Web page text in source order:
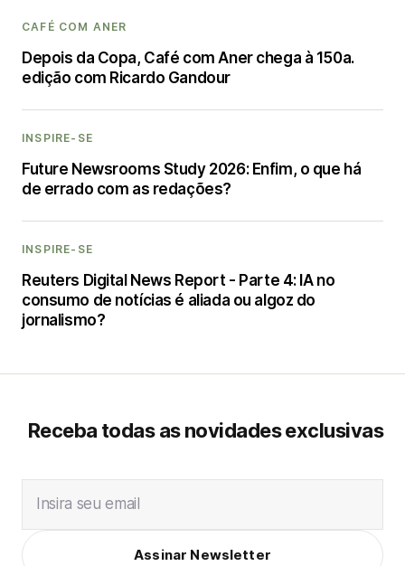
CAFÉ COM ANER
Depois da Copa, Café com Aner chega à 150a.
edição com Ricardo Gandour
INSPIRE-SE
Future Newsrooms Study 2026: Enfim, o que há
de errado com as redações?
INSPIRE-SE
Reuters Digital News Report - Parte 4: IA no
consumo de notícias é aliada ou algoz do
jornalismo?
Receba todas as novidades exclusivas
Insira seu email
Assinar Newsletter